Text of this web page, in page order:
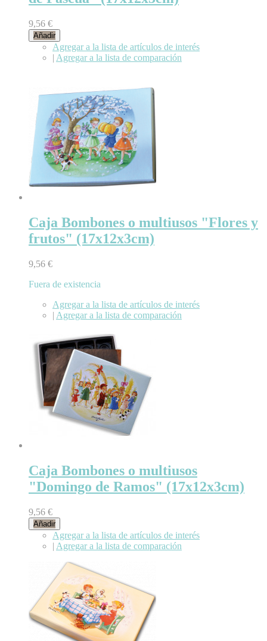
9,56 €
Añadir
Agregar a la lista de artículos de interés
| Agregar a la lista de comparación
Caja Bombones o multiusos "Flores y
frutos" (17x12x3cm)
9,56 €
Fuera de existencia
Agregar a la lista de artículos de interés
| Agregar a la lista de comparación
Caja Bombones o multiusos
"Domingo de Ramos" (17x12x3cm)
9,56 €
Añadir
Agregar a la lista de artículos de interés
| Agregar a la lista de comparación